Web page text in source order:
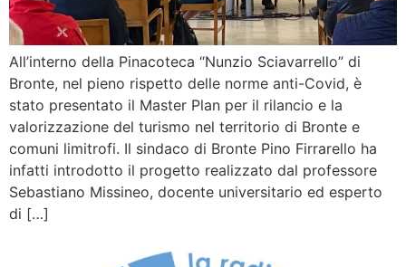
All’interno della Pinacoteca “Nunzio Sciavarrello” di
Bronte, nel pieno rispetto delle norme anti-Covid, è
stato presentato il Master Plan per il rilancio e la
valorizzazione del turismo nel territorio di Bronte e
comuni limitrofi. Il sindaco di Bronte Pino Firrarello ha
infatti introdotto il progetto realizzato dal professore
Sebastiano Missineo, docente universitario ed esperto
di […]